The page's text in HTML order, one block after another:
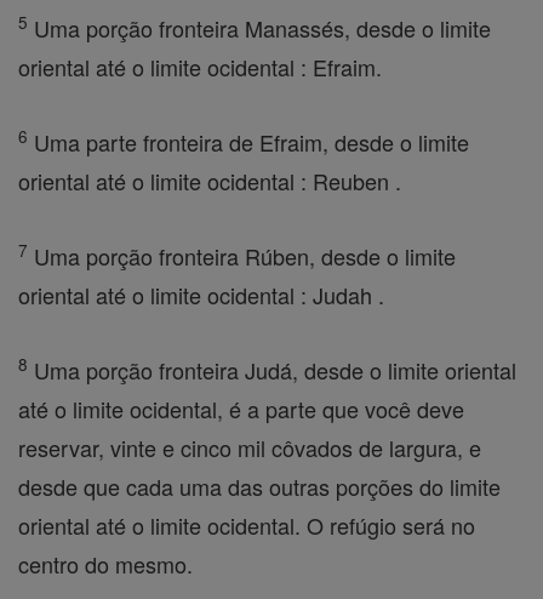
5 Uma porção fronteira Manassés, desde o limite
oriental até o limite ocidental : Efraim.
6 Uma parte fronteira de Efraim, desde o limite
oriental até o limite ocidental : Reuben .
7 Uma porção fronteira Rúben, desde o limite
oriental até o limite ocidental : Judah .
8 Uma porção fronteira Judá, desde o limite oriental
até o limite ocidental, é a parte que você deve
reservar, vinte e cinco mil côvados de largura, e
desde que cada uma das outras porções do limite
oriental até o limite ocidental. O refúgio será no
centro do mesmo.